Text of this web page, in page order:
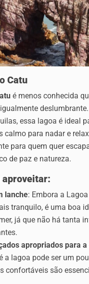
Catu
é menos conhecida
essa lagoa é ideal
calmo para nadar e
para quem quer
de paz e natureza.
aproveitar:
lanche: Embora a
tranquilo, é uma boa
já que não há tanta
apropriados para
a lagoa pode ser um
confortáveis são